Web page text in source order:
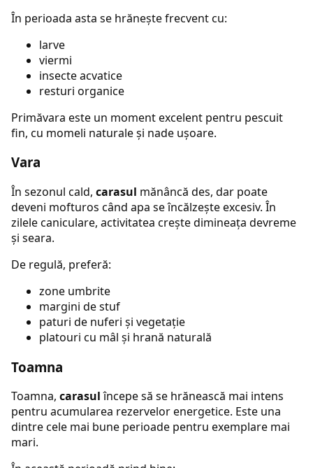
În perioada asta se hrănește frecvent cu:
larve
viermi
insecte acvatice
resturi organice
Primăvara este un moment excelent pentru pescuit
fin, cu momeli naturale și nade ușoare.
Vara
În sezonul cald, carasul mănâncă des, dar poate
deveni mofturos când apa se încălzește excesiv. În
zilele caniculare, activitatea crește dimineața devreme
și seara.
De regulă, preferă:
zone umbrite
margini de stuf
paturi de nuferi și vegetație
platouri cu mâl și hrană naturală
Toamna
Toamna, carasulîncepe să se hrănească mai intens
pentru acumularea rezervelor energetice. Este una
dintre cele mai bune perioade pentru exemplare mai
mari.